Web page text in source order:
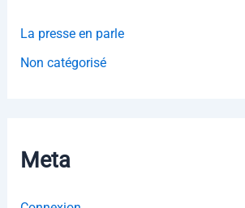
La presse en parle
Non catégorisé
Meta